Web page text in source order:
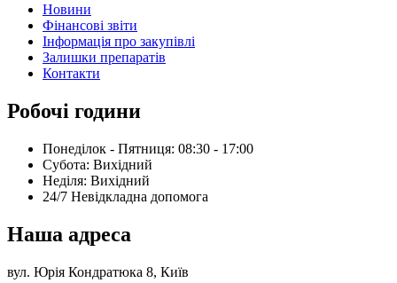
Новини
Фінансові звіти
Інформація про закупівлі
Залишки препаратів
Контакти
Робочі години
Понеділок - Пятниця: 08:30 - 17:00
Субота: Вихідний
Нeділя: Вихідний
24/7 Невідкладна допомога
Наша адреса
вул. Юрія Кондратюка 8, Київ